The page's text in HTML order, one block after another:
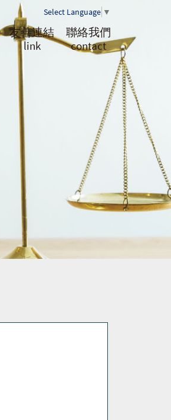
Select Language ▼
友善連結
link
聯絡我們
contact